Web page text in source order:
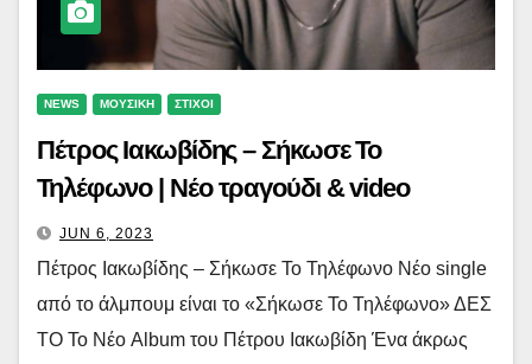
NEWS ΜΟΥΣΙΚΗ ΣΤΙΧΟΙ
Πέτρος Ιακωβίδης – Σήκωσε Το
Τηλέφωνο | Νέο τραγούδι & video
JUN 6, 2023
Πέτρος Ιακωβίδης – Σήκωσε Το Τηλέφωνο Νέο single
από το άλμπουμ είναι το «Σήκωσε Το Τηλέφωνο» ΔΕΣ
ΤΟ Το Νέο Album του Πέτρου Ιακωβίδη Ένα άκρως